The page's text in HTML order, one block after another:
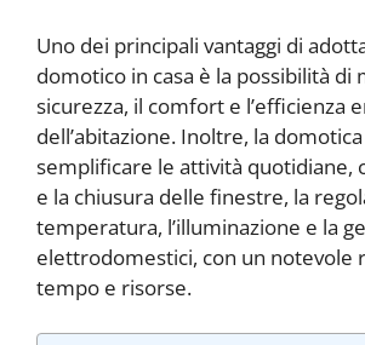
Uno dei principali vantaggi di
domotico in casa è la possibilità di
sicurezza, il comfort e l’efficienza
dell’abitazione. Inoltre, la
semplificare le attività quotidiane,
e la chiusura delle finestre, la
temperatura, l’illuminazione e la
elettrodomestici, con un notevole
tempo e risorse.